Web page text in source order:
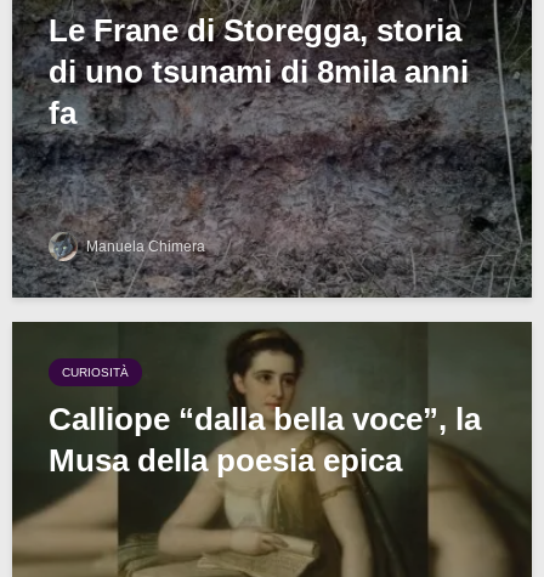
Le Frane di Storegga, storia
di uno tsunami di 8mila anni
fa
Manuela Chimera
CURIOSITÀ
Calliope “dalla bella voce”, la
Musa della poesia epica